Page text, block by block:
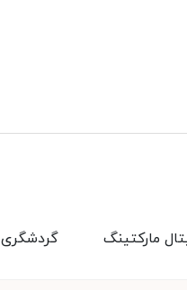
گردشگری مارکتینگ